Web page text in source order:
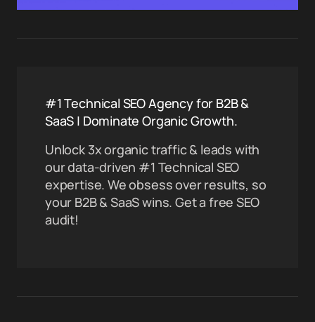
#1 Technical SEO Agency for B2B &
SaaS | Dominate Organic Growth.
Unlock 3x organic traffic & leads with
our data-driven #1 Technical SEO
expertise. We obsess over results, so
your B2B & SaaS wins. Get a free SEO
audit!